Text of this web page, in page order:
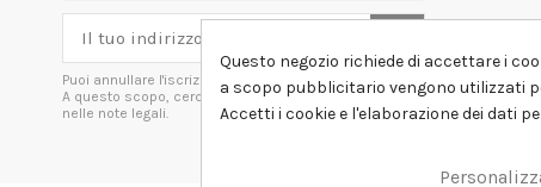
Puoi annullare l'iscrizione in ogni momenti.
A questo scopo, cerca le info di contatto
nelle note legali.
Questo negozio richiede di accettare i
a scopo pubblicitario vengono utilizzati
Accetti i cookie e l'elaborazione dei dati